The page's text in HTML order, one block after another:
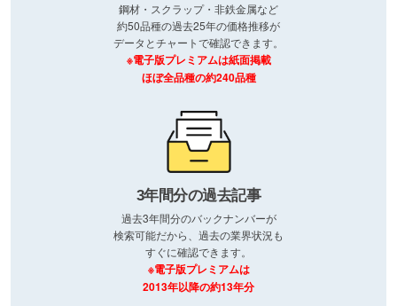
鋼材・スクラップ・非鉄金属など
約50品種の過去25年の価格推移が
データとチャートで確認できます。
※電子版プレミアムは紙面掲載
ほぼ全品種の約240品種
3年間分の過去記事
過去3年間分のバックナンバーが
検索可能だから、過去の業界状況も
すぐに確認できます。
※電子版プレミアムは
2013年以降の約13年分